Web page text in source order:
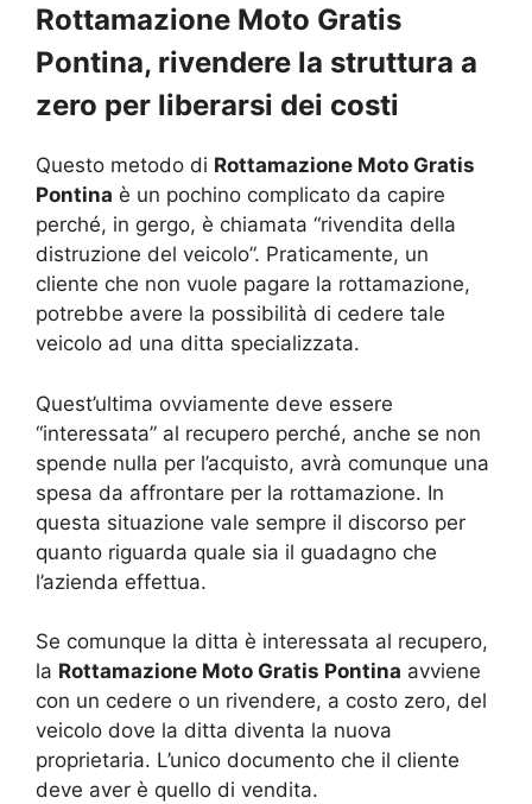
Rottamazione Moto Gratis
Pontina, rivendere la struttura a
zero per liberarsi dei costi
Questo metodo di Rottamazione Moto Gratis
Pontina è un pochino complicato da capire
perché, in gergo, è chiamata “rivendita della
distruzione del veicolo”. Praticamente, un
cliente che non vuole pagare la rottamazione,
potrebbe avere la possibilità di cedere tale
veicolo ad una ditta specializzata.
Quest’ultima ovviamente deve essere
“interessata” al recupero perché, anche se non
spende nulla per l’acquisto, avrà comunque una
spesa da affrontare per la rottamazione. In
questa situazione vale sempre il discorso per
quanto riguarda quale sia il guadagno che
l’azienda effettua.
Se comunque la ditta è interessata al recupero,
la Rottamazione Moto Gratis Pontina avviene
con un cedere o un rivendere, a costo zero, del
veicolo dove la ditta diventa la nuova
proprietaria. L’unico documento che il cliente
deve aver è quello di vendita.